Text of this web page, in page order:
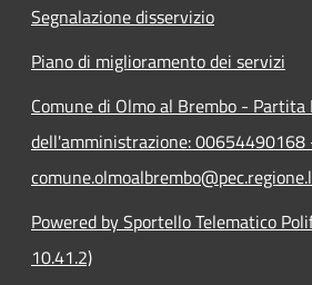
Segnalazione disservizio
Piano di miglioramento dei servizi
Comune di Olmo al Brembo - Partita
dell'amministrazione: 00654490168
Powered by Sportello Telematico
10.41.2)